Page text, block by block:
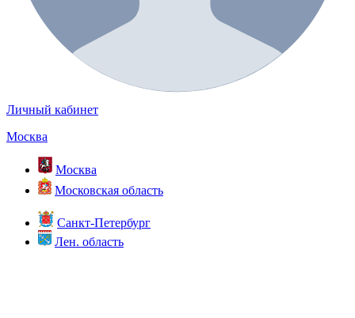
Личный кабинет
Москва
Москва
Московская область
Санкт-Петербург
Лен. область